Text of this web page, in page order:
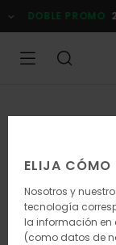
la
DOBLE PROMO
ELIJA CÓMO
Nosotros y
tecnología
la información en
(como datos de